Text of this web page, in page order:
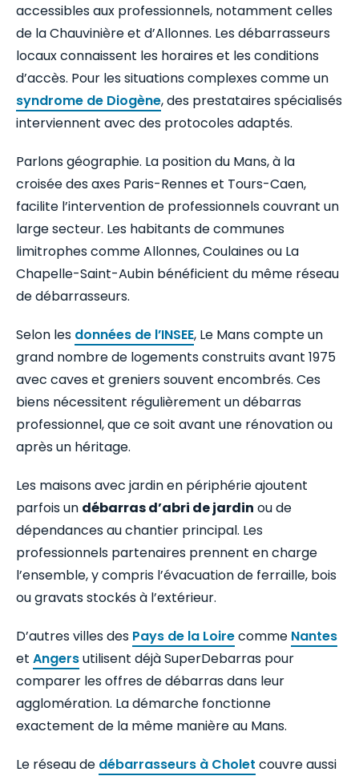
accessibles aux professionnels, notamment celles
de la Chauvinière et d’Allonnes. Les débarrasseurs
locaux connaissent les horaires et les conditions
d’accès. Pour les situations complexes comme un
syndrome de Diogène, des prestataires spécialisés
interviennent avec des protocoles adaptés.
Parlons géographie. La position du Mans, à la
croisée des axes Paris-Rennes et Tours-Caen,
facilite l’intervention de professionnels couvrant un
large secteur. Les habitants de communes
limitrophes comme Allonnes, Coulaines ou La
Chapelle-Saint-Aubin bénéficient du même réseau
de débarrasseurs.
Selon les données de l’INSEE, Le Mans compte un
grand nombre de logements construits avant 1975
avec caves et greniers souvent encombrés. Ces
biens nécessitent régulièrement un débarras
professionnel, que ce soit avant une rénovation ou
après un héritage.
Les maisons avec jardin en périphérie ajoutent
parfois un débarras d’abri de jardin ou de
dépendances au chantier principal. Les
professionnels partenaires prennent en charge
l’ensemble, y compris l’évacuation de ferraille, bois
ou gravats stockés à l’extérieur.
D’autres villes des Pays de la Loirecomme Nantes
et Angersutilisent déjà SuperDebarras pour
comparer les offres de débarras dans leur
agglomération. La démarche fonctionne
exactement de la même manière au Mans.
Le réseau de débarrasseurs à Cholet couvre aussi